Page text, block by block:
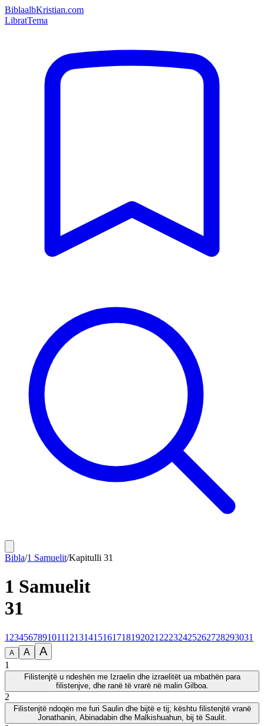
BiblaalbKristian.com
LibratTema
Bibla/1 Samuelit/Kapitulli 31
1 Samuelit
31
1 23456789101112131415161718192021 22232425262728293031
A A A
1
Filistenjtë u ndeshën me Izraelin dhe izraelitët ua mbathën para
filistenjve, dhe ranë të vrarë në malin Gilboa.
2
Filistenjtë ndoqën me furi Saulin dhe bijtë e tij; kështu filistenjtë vranë
Jonathanin, Abinadabin dhe Malkishuahun, bij të Saulit.